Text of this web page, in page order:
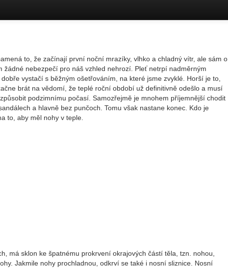
to, že začínají první noční mrazíky, vlhko a chladný vítr, ale sám o
žádné nebezpečí pro náš vzhled nehrozí. Pleť netrpí nadměrným
vystačí s běžným ošetřováním, na které jsme zvyklé. Horší je to,
brát na vědomí, že teplé roční období už definitivně odešlo a musí
podzimnímu počasí. Samozřejmě je mnohem příjemnější chodit
a hlavně bez punčoch. Tomu však nastane konec. Kdo je
to, aby měl nohy v teple.
má sklon ke špatnému prokrvení okrajových částí těla, tzn. nohou,
Jakmile nohy prochladnou, odkrví se také i nosní sliznice. Nosní